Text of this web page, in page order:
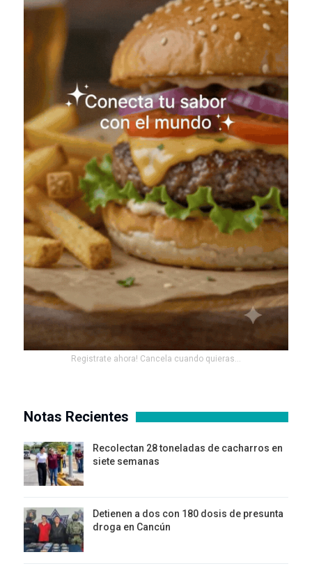
Registrate ahora! Cancela cuando quieras...
Notas Recientes
Recolectan 28 toneladas de cacharros en
siete semanas
Detienen a dos con 180 dosis de presunta
droga en Cancún